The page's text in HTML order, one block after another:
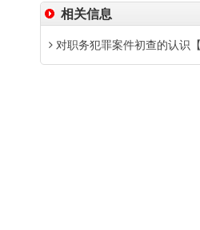
相关信息
对职务犯罪案件初查的认识